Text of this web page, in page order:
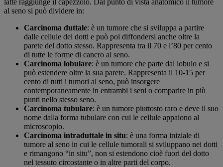
al seno si può dividere in:
Carcinoma duttale: è un tumore che si sviluppa a partire
dalle cellule dei dotti e può poi diffondersi anche oltre la
parete del dotto stesso. Rappresenta tra il 70 e l’80 per cento
di tutte le forme di cancro al seno.
Carcinoma lobulare: è un tumore che parte dal lobulo e si
può estendere oltre la sua parete. Rappresenta il 10-15 per
cento di tutti i tumori al seno, può insorgere
contemporaneamente in entrambi i seni o comparire in più
punti nello stesso seno.
Carcinoma tubulare: è un tumore piuttosto raro e deve il suo
nome dalla forma tubulare con cui le cellule appaiono al
microscopio.
Carcinoma intraduttale in situ: è una forma iniziale di
tumore al seno in cui le cellule tumorali si sviluppano nei dotti
e rimangono “in situ”, non si estendono cioè fuori del dotto
nel tessuto circostante o in altre parti del corpo.